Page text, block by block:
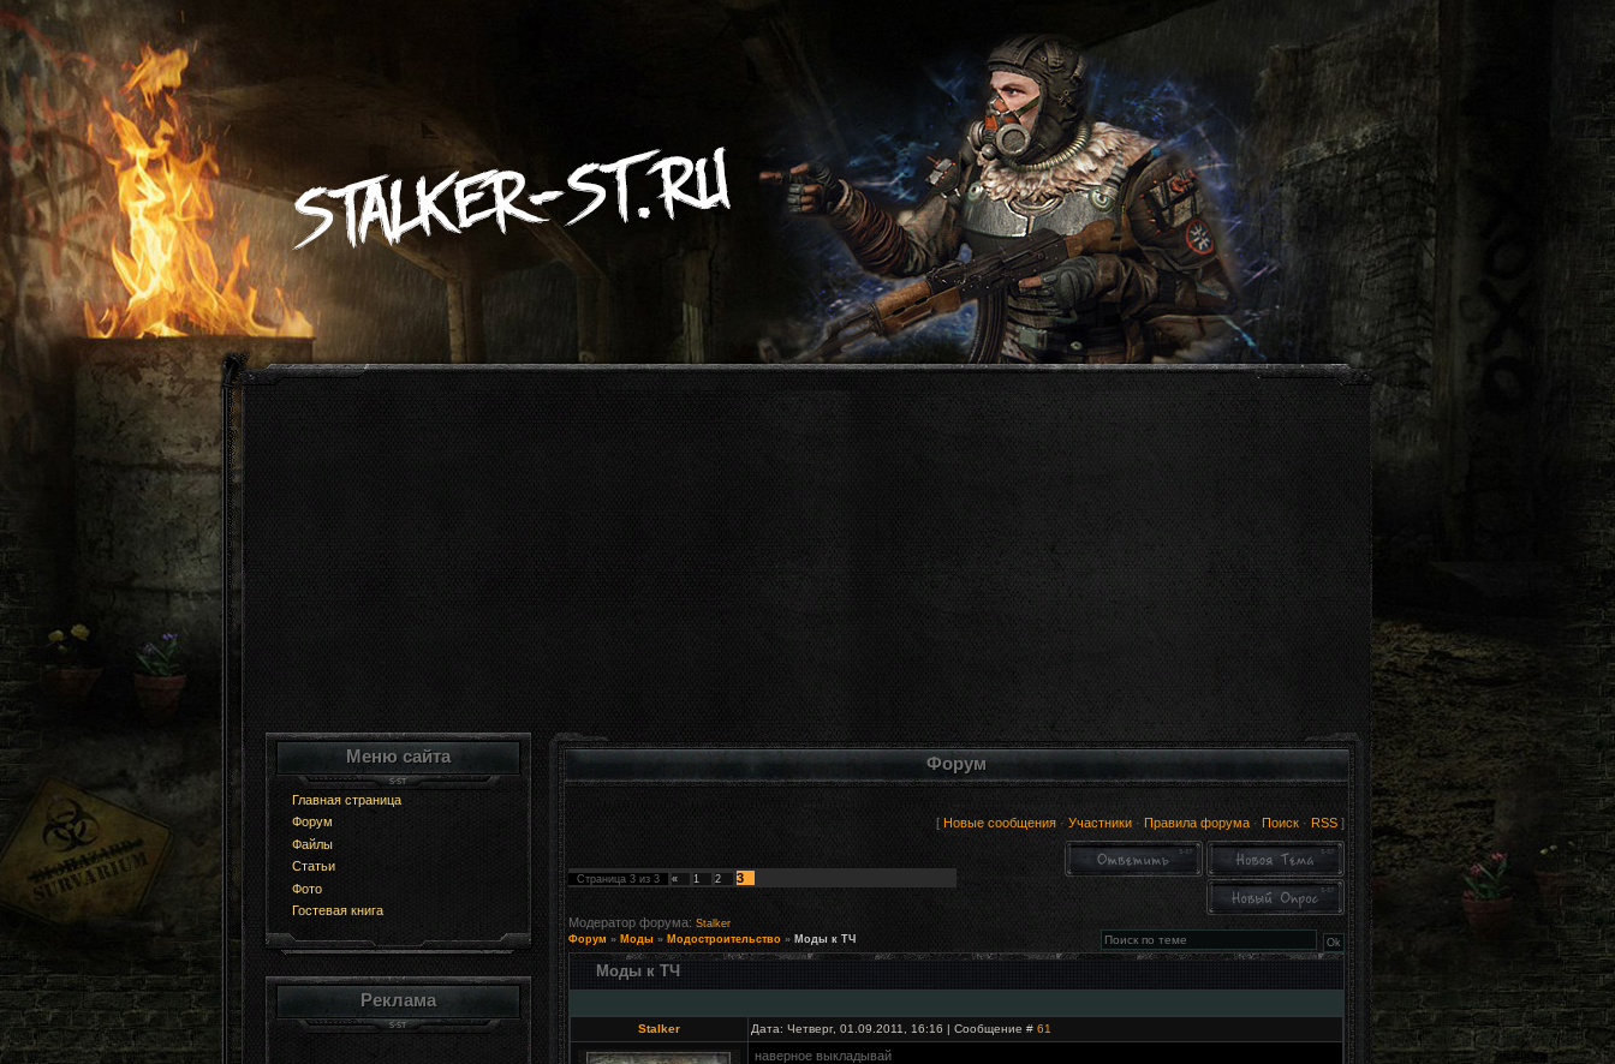
Меню сайта
Главная страница
Форум
Файлы
Статьи
Фото
Гостевая книга
Реклама
Форум
[ Новые сообщения· Участники· Правила форума· Поиск· RSS]
Страница 3из 3 « 1 2 3
Модератор форума: Stalker
Форум » Моды » Модостроительство » Моды к ТЧ
Моды к ТЧ
Stalker Дата: Четверг, 01.09.2011, 16:16 | Сообщение # 61
наверное выкладывай